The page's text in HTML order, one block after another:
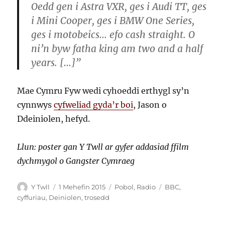
Oedd gen i Astra VXR, ges i Audi TT, ges
i Mini Cooper, ges i BMW One Series,
ges i motobeics… efo cash straight. O
ni’n byw fatha king am two and a half
years. […]”
Mae Cymru Fyw wedi cyhoeddi erthygl sy’n
cynnwyscyfweliad gyda’r boi, Jason o
Ddeiniolen, hefyd.
Llun: poster gan Y Twll ar gyfer addasiad ffilm
dychmygol o Gangster Cymraeg
Awdur
Y Twll
Cofnodwyd
ar
1 Mehefin 2015 Categorïau
Pobol, Radio Tagiau
BBC,
cyffuriau, Deiniolen,trosedd